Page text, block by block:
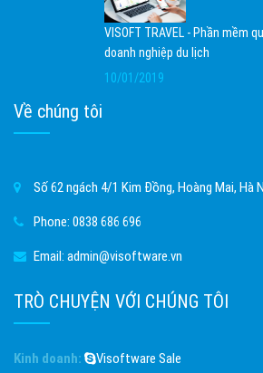
VISOFT TRAVEL - Phần mềm
doanh nghiệp du lịch
10/01/2019
Về chúng tôi
Số 62 ngách 4/1 Kim Đồng, Hoàng Mai, Hà
Phone: 0838 686 696
Email: admin@visoftware.vn
TRÒ CHUYỆN VỚI CHÚNG TÔI
Kinh doanh: Visoftware Sale